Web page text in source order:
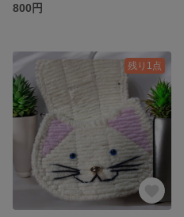
800円
残り1点